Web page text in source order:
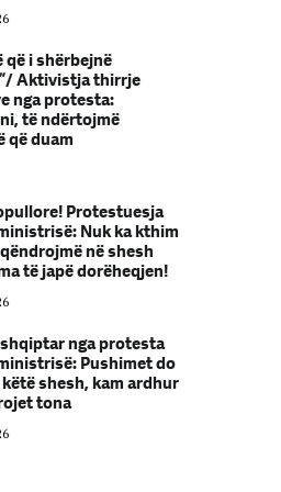
që i shërbejnë
Aktivistja thirrje
nga protesta:
të ndërtojmë
që duam
Protestuesja
Nuk ka kthim
në shesh
të japë dorëheqjen!
nga protesta
Pushimet do
këtë shesh, kam ardhur
tona